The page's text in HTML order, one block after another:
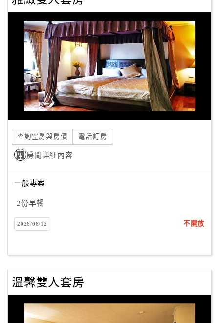
提
案
飯
合
作
廠
合
作
查詢空房與房價 電話訂房
房間詳細內容
一般專案
2份早餐
2026/08/12 不開放
溫馨雙人套房